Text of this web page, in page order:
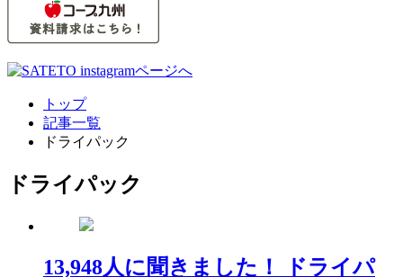
トップ
記事一覧
ドライパック
ドライパック
13,948人に聞きました！ ドライパ